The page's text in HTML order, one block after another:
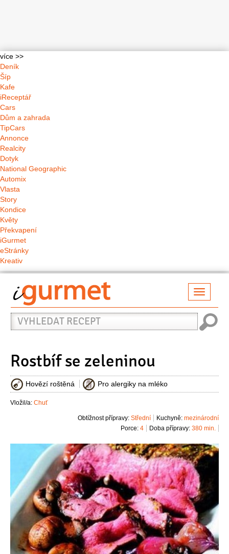
více >>
Deník
Šíp
Kafe
iReceptář
Cars
Dům a zahrada
TipCars
Annonce
Realcity
Dotyk
National Geographic
Automix
Vlasta
Story
Kondice
Květy
Překvapení
iGurmet
eStránky
Kreativ
Vyhledat
recept
Rostbíf se zeleninou
Hovězí roštěná Pro alergiky na mléko
Vložil/a: Chuť
Kuchyně: mezinárodní
Obtížnost přípravy: Střední
Doba přípravy: 380 min.
Porce: 4